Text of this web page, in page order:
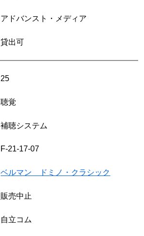
アドバンスト・メディア
貸出可
25
聴覚
補聴システム
F-21-17-07
ベルマン ドミノ・クラシック
販売中止
自立コム